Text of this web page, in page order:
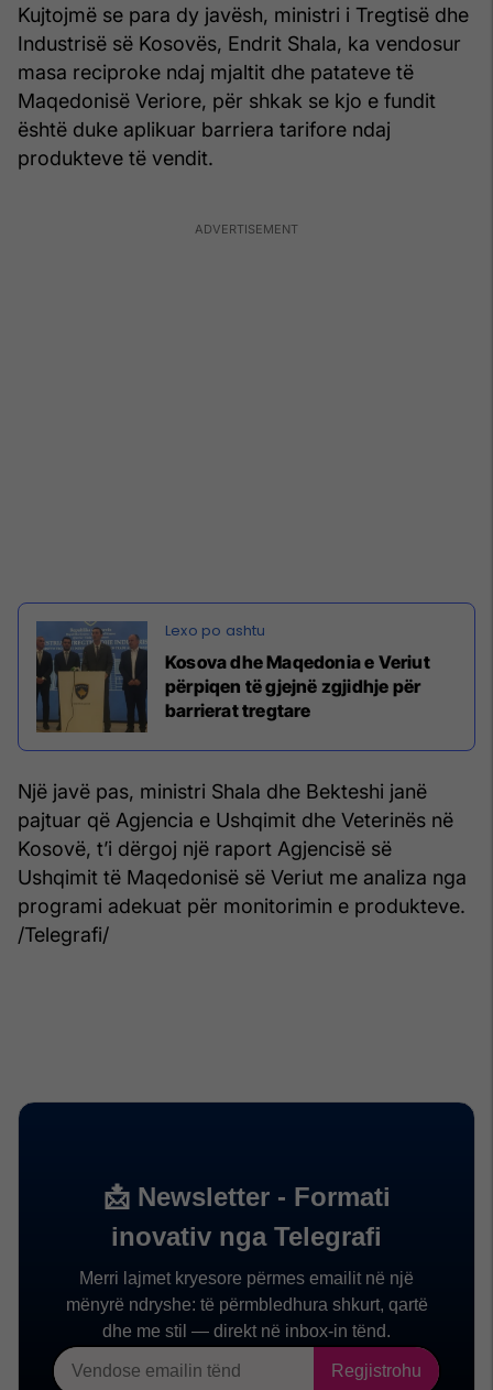
Kujtojmë se para dy javësh, ministri i Tregtisë dhe
Industrisë së Kosovës, Endrit Shala, ka vendosur
masa reciproke ndaj mjaltit dhe patateve të
Maqedonisë Veriore, për shkak se kjo e fundit
është duke aplikuar barriera tarifore ndaj
produkteve të vendit.
Kosova dhe Maqedonia e Veriut
përpiqen të gjejnë zgjidhje për
barrierat tregtare
Një javë pas, ministri Shala dhe Bekteshi janë
pajtuar që Agjencia e Ushqimit dhe Veterinës në
Kosovë, t’i dërgoj një raport Agjencisë së
Ushqimit të Maqedonisë së Veriut me analiza nga
programi adekuat për monitorimin e produkteve.
/Telegrafi/